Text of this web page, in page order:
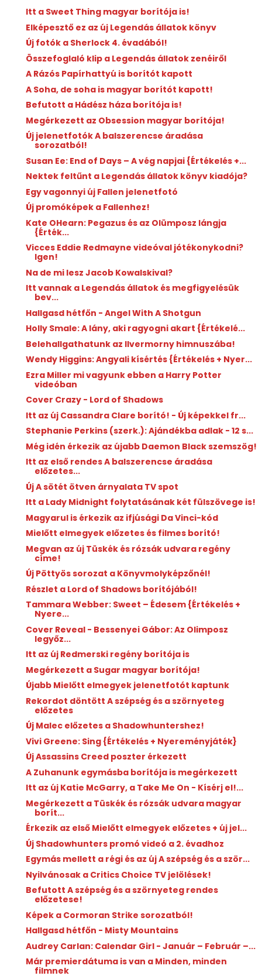
Itt a Sweet Thing magyar borítója is!
Elképesztő ez az új Legendás állatok könyv
Új fotók a Sherlock 4. évadából!
Összefoglaló klip a Legendás állatok zenéiről
A Rázós Papírhattyú is borítót kapott
A Soha, de soha is magyar borítót kapott!
Befutott a Hádész háza borítója is!
Megérkezett az Obsession magyar borítója!
Új jelenetfotók A balszerencse áradása
sorozatból!
Susan Ee: End ​of Days – A vég napjai {Értékelés +...
Nektek feltűnt a Legendás állatok könyv kiadója?
Egy vagonnyi új Fallen jelenetfotó
Új promóképek a Fallenhez!
Kate OHearn: Pegazus ​és az Olümposz lángja
{Érték...
Vicces Eddie Redmayne videóval jótékonykodni?
Igen!
Na de mi lesz Jacob Kowalskival?
Itt vannak a Legendás állatok és megfigyelésük
bev...
Hallgasd hétfőn - Angel With A Shotgun
Holly Smale: A ​lány, aki ragyogni akart {Értékelé...
Belehallgathatunk az Ilvermorny himnuszába!
Wendy Higgins: Angyali ​kísértés {Értékelés + Nyer...
Ezra Miller mi vagyunk ebben a Harry Potter
videóban
Cover Crazy - Lord of Shadows
Itt az új Cassandra Clare borító! - Új képekkel fr...
Stephanie Perkins (szerk.): Ajándékba adlak - 12 s...
Még idén érkezik az újabb Daemon Black szemszög!
Itt az első rendes A balszerencse áradása
előzetes...
Új A sötét ötven árnyalata TV spot
Itt a Lady Midnight folytatásának két fülszövege is!
Magyarul is érkezik az ifjúsági Da Vinci-kód
Mielőtt elmegyek előzetes és filmes borító!
Megvan az új Tüskék és rózsák udvara regény
címe!
Új Pöttyös sorozat a Könyvmolyképzőnél!
Részlet a Lord of Shadows borítójából!
Tammara Webber: Sweet ​– Édesem {Értékelés +
Nyere...
Cover Reveal - Bessenyei Gábor: Az Olimposz
legyőz...
Itt az új Redmerski regény borítója is
Megérkezett a Sugar magyar borítója!
Újabb Mielőtt elmegyek jelenetfotót kaptunk
Rekordot döntött A szépség és a szörnyeteg
előzetes
Új Malec előzetes a Shadowhuntershez!
Vivi Greene: Sing {Értékelés + Nyereményjáték}
Új Assassins Creed poszter érkezett
A Zuhanunk egymásba borítója is megérkezett
Itt az új Katie McGarry, a Take Me On - Kísérj el!...
Megérkezett a Tüskék és rózsák udvara magyar
borít...
Érkezik az első Mielőtt elmegyek előzetes + új jel...
Új Shadowhunters promó videó a 2. évadhoz
Egymás mellett a régi és az új A szépség és a ször...
Nyilvánosak a Critics Choice TV jelölések!
Befutott A szépség és a szörnyeteg rendes
előzetese!
Képek a Cormoran Strike sorozatból!
Hallgasd hétfőn - Misty Mountains
Audrey Carlan: Calendar Girl - Január ​– Február –...
Már premierdátuma is van a Minden, minden
filmnek